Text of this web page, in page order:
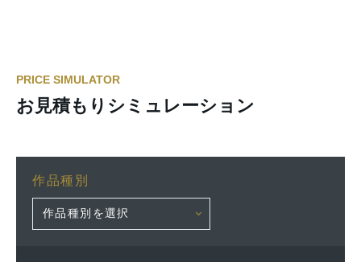
PRICE SIMULATOR
お見積もりシミュレーション
作品種別